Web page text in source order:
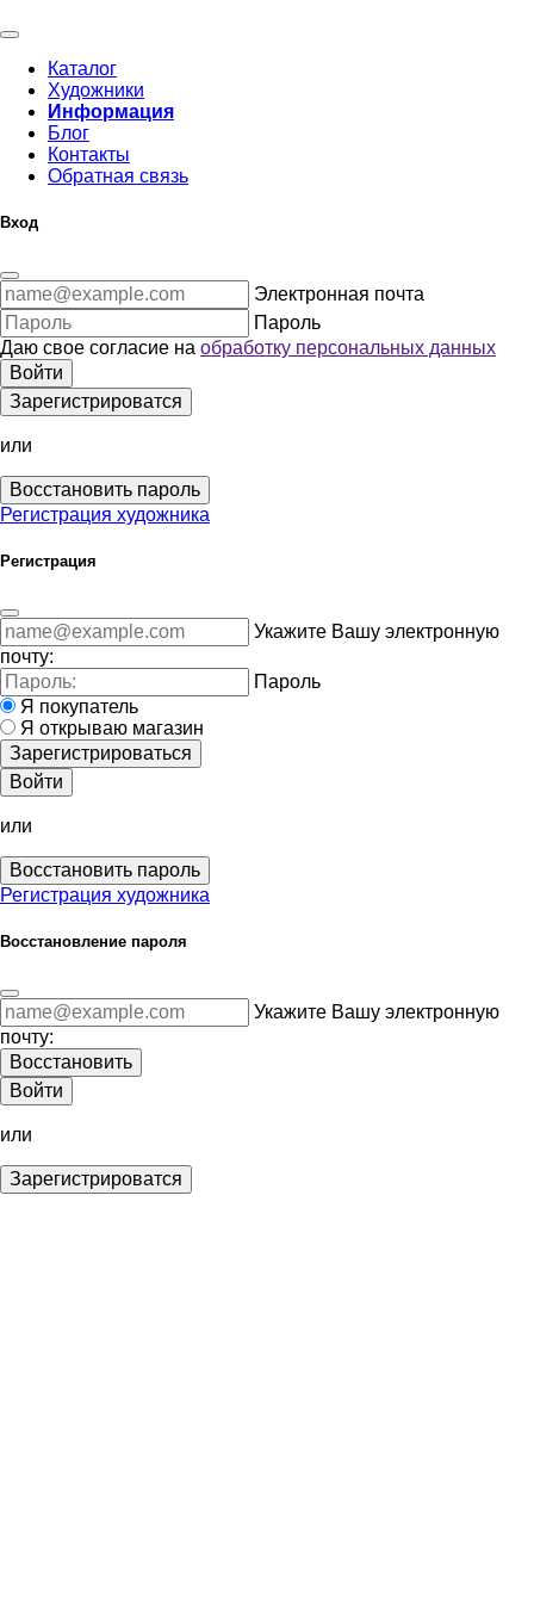
Каталог
Художники
Информация
Блог
Контакты
Обратная связь
Вход
Электронная почта
Пароль
Даю свое согласие на обработку персональных данных
Войти
Зарегистрироватся
или
Восстановить пароль
Регистрация художника
Регистрация
Укажите Вашу электронную
почту:
Пароль
Я покупатель
Я открываю магазин
Зарегистрироваться
Войти
или
Восстановить пароль
Регистрация художника
Восстановление пароля
Укажите Вашу электронную
почту:
Восстановить
Войти
или
Зарегистрироватся